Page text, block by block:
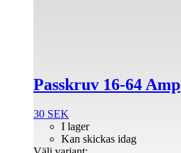
Passkruv 16-64 Amp
30 SEK
I lager
Kan skickas idag
kan
väljas
produktsidan